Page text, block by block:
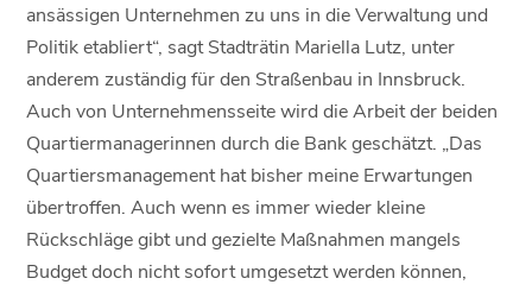
ansässigen Unternehmen zu uns in die Verwaltung und
Politik etabliert“, sagt Stadträtin Mariella Lutz, unter
anderem zuständig für den Straßenbau in Innsbruck.
Auch von Unternehmensseite wird die Arbeit der beiden
Quartiermanagerinnen durch die Bank geschätzt. „Das
Quartiersmanagement hat bisher meine Erwartungen
übertroffen. Auch wenn es immer wieder kleine
Rückschläge gibt und gezielte Maßnahmen mangels
Budget doch nicht sofort umgesetzt werden können,